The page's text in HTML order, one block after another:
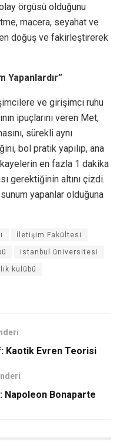
olay örgüsü olduğunu
macera, seyahat ve
doğuş ve fakirleştirerek
Yapanlardır”
ve girişimci ruhu
ipuçlarını veren Met;
sürekli aynı
bol pratik yapılıp, ana
en fazla 1 dakika
gerektiğinin altını çizdi.
sunum yapanlar olduğuna
İletişim Fakültesi
istanbul üniversitesi
kulübü
Kaotik Evren Teorisi
Napoleon Bonaparte